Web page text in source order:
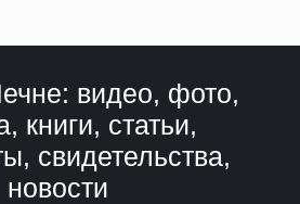
видео, фото,
книги, статьи,
свидетельства,
новости